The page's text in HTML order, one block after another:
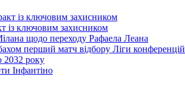
із ключовим захисником
щодо переходу Рафаела Леана
перший матч відбору Ліги конференцій
2032 року
Інфантіно